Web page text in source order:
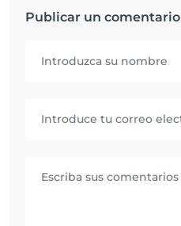
Publicar un comentario